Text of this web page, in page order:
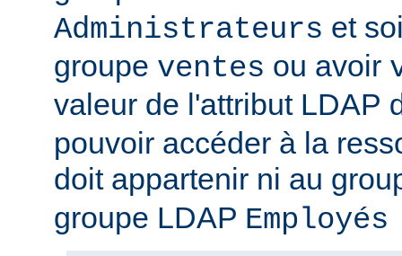
Administrateurs et
groupe ventes ou avoir
valeur de l'attribut LDAP
pouvoir accéder à la
doit appartenir ni au
groupe LDAP